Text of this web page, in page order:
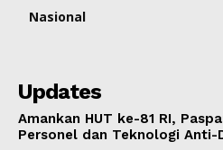
Nasional
Updates
Amankan HUT ke-81 RI,
Personel dan Teknologi Anti-